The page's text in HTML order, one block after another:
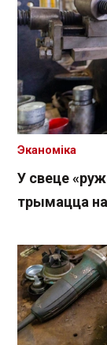
У свеце
трымацца
Эканоміка